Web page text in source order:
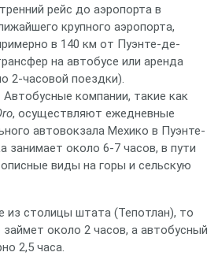
рейс до аэропорта в
крупного аэропорта,
в 140 км от Пуэнте-де-
на автобусе или аренда
2‑часовой поездки).
Автобусные компании, такие как
, осуществляют ежедневные
автовокзала Мехико в Пуэнте-
занимает около 6‑7 часов, в пути
виды на горы и сельскую
из столицы штата (Тепотлан), то
около 2 часов, а автобусный
2,5 часа.